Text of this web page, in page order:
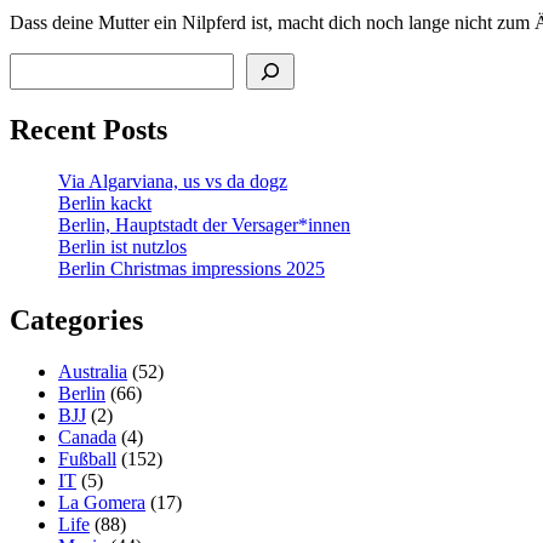
Dass deine Mutter ein Nilpferd ist, macht dich noch lange nicht zum
Recent Posts
Via Algarviana, us vs da dogz
Berlin kackt
Berlin, Hauptstadt der Versager*innen
Berlin ist nutzlos
Berlin Christmas impressions 2025
Categories
Australia (52)
Berlin (66)
BJJ (2)
Canada (4)
Fußball (152)
IT (5)
La Gomera (17)
Life (88)